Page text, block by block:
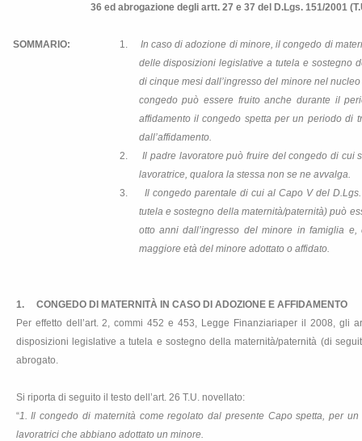
36 ed abrogazione degli artt. 27 e 37 del D.Lgs. 151/2001
SOMMARIO: 1.
In caso di adozione di minore, il congedo di
delle disposizioni legislative a tutela e sostegno
di cinque mesi dall’ingresso del minore nel
congedo può essere fruito anche durante il
affidamento il congedo spetta per un periodo di
dall’affidamento.
2.
Il padre lavoratore può fruire del congedo di cui
lavoratrice, qualora la stessa non se ne avvalga.
3.
Il congedo parentale di cui al Capo V del
tutela e sostegno della maternità/paternità) può
otto anni dall’ingresso del minore in famiglia
maggiore età del minore adottato o affidato.
1. CONGEDO DI MATERNITÀ IN CASO DI ADOZIONE E AFFIDAMENTO
Per effetto dell’art. 2, commi 452 e 453, Legge Finanziariaper il 2008, gli
disposizioni legislative a tutela e sostegno della maternità/paternità (di
abrogato.
Si riporta di seguito il testo dell’art. 26 T.U. novellato:
“1. Il congedo di maternità come regolato dal presente Capo spetta, per
lavoratrici che abbiano adottato un minore.